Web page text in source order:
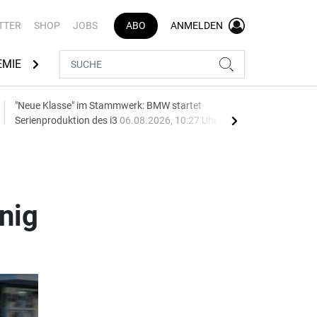
SHOP JOBS ABO ANMELDEN
AUTOMARKEN
"Neue Klasse" im Stammwerk: BMW startet
Serienproduktion des i3 06.08.2026, 10:27 Uhr